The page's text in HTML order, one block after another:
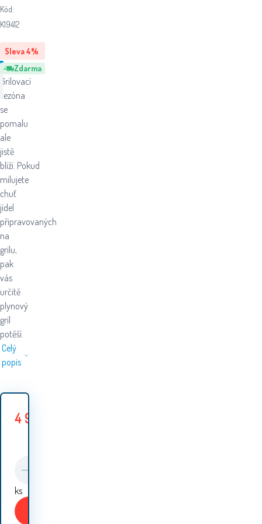
Sleva4%
Zdarma
Kód:
K19412
Grilovací
sezóna
se
pomalu
ale
jistě
blíží. Pokud
milujete
chuť
jídel
připravovaných
na
grilu,
pak
vás
určitě
plynový
gril
potěší.
Celý
popis
4 999
ks